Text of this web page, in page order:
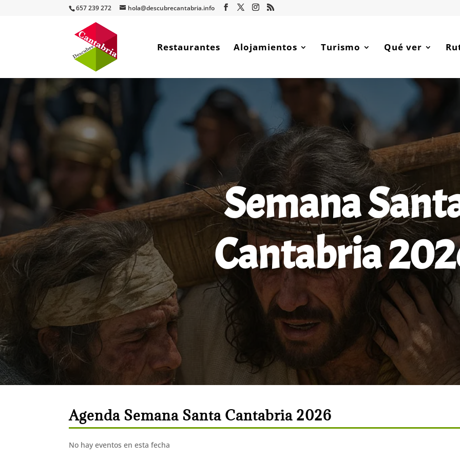
657 239 272 hola@descubrecantabria.info
Restaurantes Alojamientos Turismo Qué ver
Semana
Cantabria
Agenda Semana Santa Cantabria 2026
No hay eventos en esta fecha